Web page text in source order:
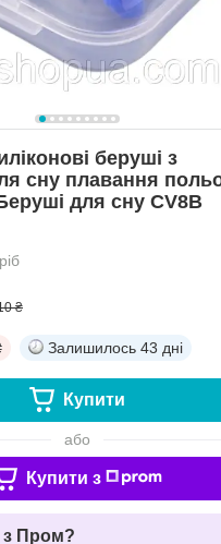
беруші з
сну плавання
для сну CV8B
₴
Залишилось 43 дні
Купити
або
Купити з
з Пром?